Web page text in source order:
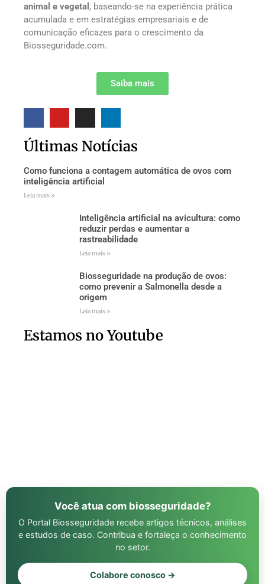
animal e vegetal , baseando-se na experiência prática
acumulada e em estratégias empresariais e de
comunicação eficazes para o crescimento da
Biosseguridade.com.
Saiba mais
Últimas Notícias
Como funciona a contagem automática de ovos com
inteligência artificial
Leia mais »
Inteligência artificial na avicultura: como
reduzir perdas e aumentar a
rastreabilidade
Leia mais »
Biosseguridade na produção de ovos:
como prevenir a Salmonella desde a
origem
Leia mais »
Estamos no Youtube
Você atua com biosseguridade?
O Portal Biosseguridade recebe artigos técnicos, análises
e estudos de caso. Contribua e fortaleça o conhecimento
no setor.
Colabore conosco →